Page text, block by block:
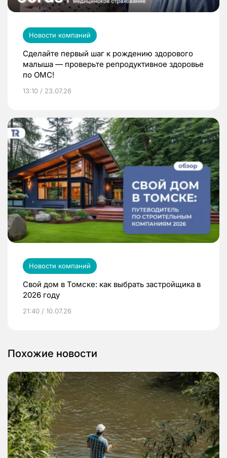
Новости компаний
Сделайте первый шаг к рождению здорового
малыша — проверьте репродуктивное здоровье
по ОМС!
13:10 / 23.07.26
Новости компаний
Свой дом в Томске: как выбрать застройщика в
2026 году
21:40 / 10.07.26
Похожие новости